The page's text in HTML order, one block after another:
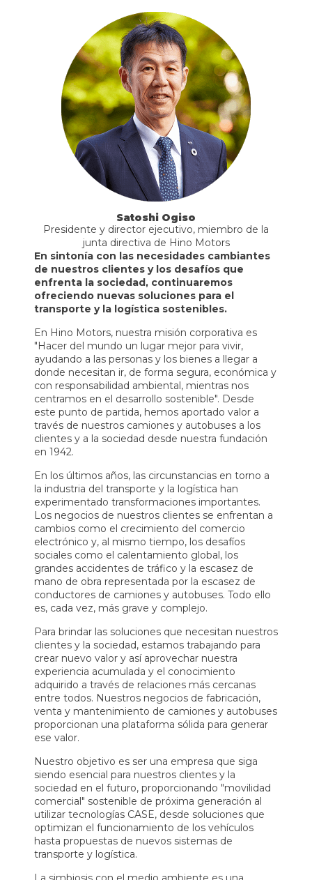
Satoshi Ogiso
Presidente y director ejecutivo, miembro de la
junta directiva de Hino Motors
En sintonía con las necesidades cambiantes
de nuestros clientes y los desafíos que
enfrenta la sociedad, continuaremos
ofreciendo nuevas soluciones para el
transporte y la logística sostenibles.
En Hino Motors, nuestra misión corporativa es
"Hacer del mundo un lugar mejor para vivir,
ayudando a las personas y los bienes a llegar a
donde necesitan ir, de forma segura, económica y
con responsabilidad ambiental, mientras nos
centramos en el desarrollo sostenible". Desde
este punto de partida, hemos aportado valor a
través de nuestros camiones y autobuses a los
clientes y a la sociedad desde nuestra fundación
en 1942.
En los últimos años, las circunstancias en torno a
la industria del transporte y la logística han
experimentado transformaciones importantes.
Los negocios de nuestros clientes se enfrentan a
cambios como el crecimiento del comercio
electrónico y, al mismo tiempo, los desafíos
sociales como el calentamiento global, los
grandes accidentes de tráfico y la escasez de
mano de obra representada por la escasez de
conductores de camiones y autobuses. Todo ello
es, cada vez, más grave y complejo.
Para brindar las soluciones que necesitan nuestros
clientes y la sociedad, estamos trabajando para
crear nuevo valor y así aprovechar nuestra
experiencia acumulada y el conocimiento
adquirido a través de relaciones más cercanas
entre todos. Nuestros negocios de fabricación,
venta y mantenimiento de camiones y autobuses
proporcionan una plataforma sólida para generar
ese valor.
Nuestro objetivo es ser una empresa que siga
siendo esencial para nuestros clientes y la
sociedad en el futuro, proporcionando "movilidad
comercial" sostenible de próxima generación al
utilizar tecnologías CASE, desde soluciones que
optimizan el funcionamiento de los vehículos
hasta propuestas de nuevos sistemas de
transporte y logística.